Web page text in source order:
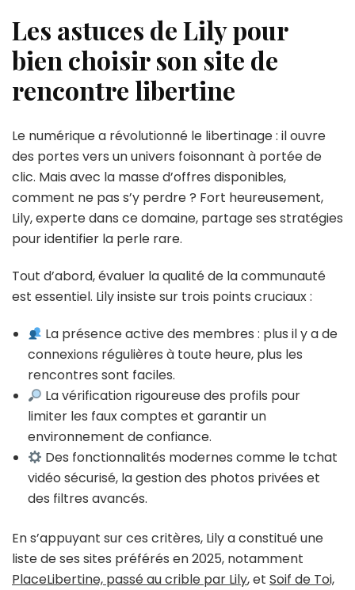
Les astuces de Lily pour
bien choisir son site de
rencontre libertine
Le numérique a révolutionné le libertinage : il ouvre
des portes vers un univers foisonnant à portée de
clic. Mais avec la masse d’offres disponibles,
comment ne pas s’y perdre ? Fort heureusement,
Lily, experte dans ce domaine, partage ses stratégies
pour identifier la perle rare.
Tout d’abord, évaluer la qualité de la communauté
est essentiel. Lily insiste sur trois points cruciaux :
La présence active des membres : plus il y a de
connexions régulières à toute heure, plus les
rencontres sont faciles.
La vérification rigoureuse des profils pour
limiter les faux comptes et garantir un
environnement de confiance.
Des fonctionnalités modernes comme le tchat
vidéo sécurisé, la gestion des photos privées et
des filtres avancés.
En s’appuyant sur ces critères, Lily a constitué une
liste de ses sites préférés en 2025, notamment
PlaceLibertine, passé au crible par Lily, et Soif de Toi,